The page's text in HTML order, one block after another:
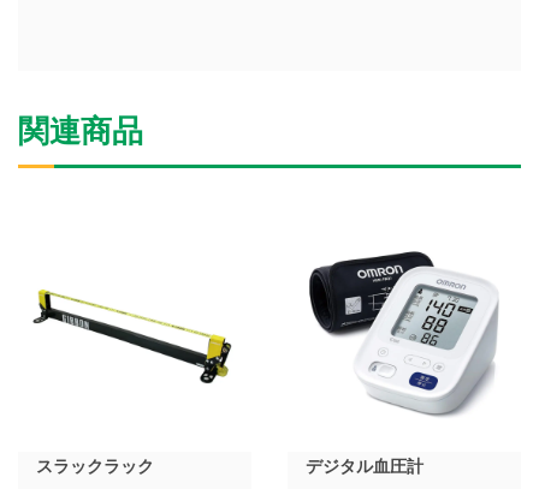
関連商品
スラックラック デジタル血圧計